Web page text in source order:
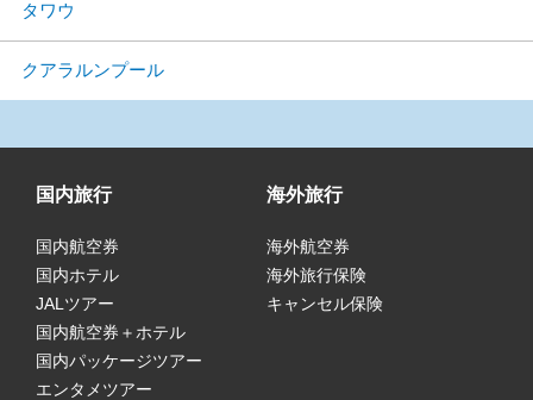
タワウ
クアラルンプール
国内旅行
国内航空券
国内ホテル
JALツアー
国内航空券＋ホテル
国内パッケージツアー
エンタメツアー
海外旅行
海外航空券
海外旅行保険
キャンセル保険